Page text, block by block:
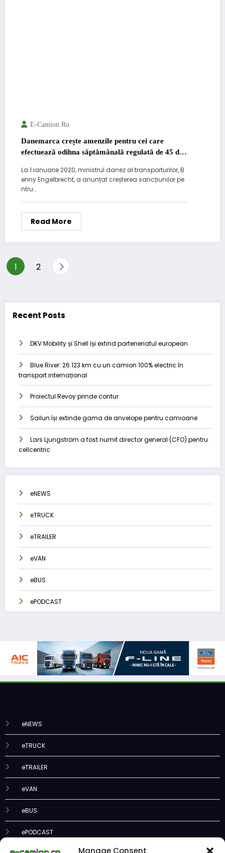
Manage Consent
E-Camion.ro
Danemarca crește amenzile pentru cei care
efectuează odihna săptămânală regulată de 45 de
La 1 ianuarie 2020, ministrul danez al transporturilor, B
enny Engelbrecht, a anunțat creșterea sancțiunilor pe
ntru…
Read More
Posts
1 2
Recent Posts
DKV Mobility și Shell își extind parteneriatul european
Blue River: 26.123 km cu un camion 100% electric în
transport internațional
Proiectul Revoy prinde contur
Sailun își extinde gama de anvelope pentru camioane
Lars Ljungström a fost numit director general (CFO) pentru
cellcentric
eNEWS
eTRUCK
eTRAILER
eVAN
eBUS
ePODCAST
eNEWS
eTRUCK
eTRAILER
eVAN
eBUS
ePODCAST